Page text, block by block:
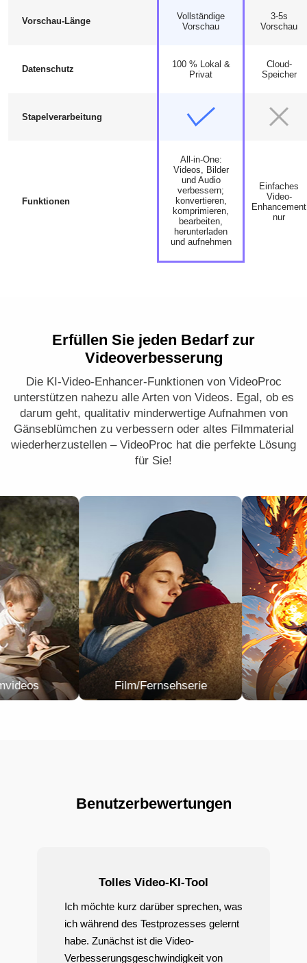
Vorschau-Länge
Vollständige
Vorschau
3-5s
Vorschau
Datenschutz
100 % Lokal &
Privat
Cloud-
Speicher
Stapelverarbeitung
Funktionen
All-in-One:
Videos, Bilder
und Audio
verbessern;
konvertieren,
komprimieren,
bearbeiten,
herunterladen
und aufnehmen
Einfaches
Video-
Enhancement
nur
Erfüllen Sie jeden Bedarf zur
Videoverbesserung
Die KI-Video-Enhancer-Funktionen von VideoProc
unterstützen nahezu alle Arten von Videos. Egal, ob es
darum geht, qualitativ minderwertige Aufnahmen von
Gänseblümchen zu verbessern oder altes Filmmaterial
wiederherzustellen – VideoProc hat die perfekte Lösung
für Sie!
Anime KI-generierte Videos
Benutzerbewertungen
Tolles Video-KI-Tool
Ich möchte kurz darüber sprechen, was
ich während des Testprozesses gelernt
habe. Zunächst ist die Video-
Verbesserungsgeschwindigkeit von